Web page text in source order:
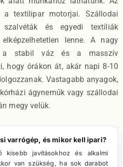
a textilipar motorjai. Szállodai
szalvéták és egyedi textíliák
lenne. A nagy
a stabil váz és a masszív
hogy órákon át, akár napi 8-10
Vastagabb anyagok,
ágyneműk vagy szállodai
megy velük.
varrógép, és mikor kell ipari?
kisebb javításokhoz és alkalmi
van szükség, ha sok darabot